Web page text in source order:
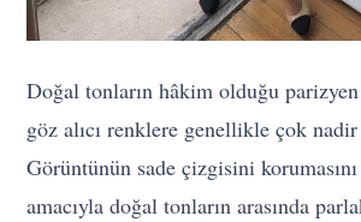
Doğal tonların hâkim olduğu
göz alıcı renklere genellikle çok
Görüntünün sade çizgisini
amacıyla doğal tonların arasında